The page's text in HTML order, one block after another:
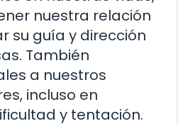
nuestra relación
su guía y dirección
También
a nuestros
incluso en
y tentación.